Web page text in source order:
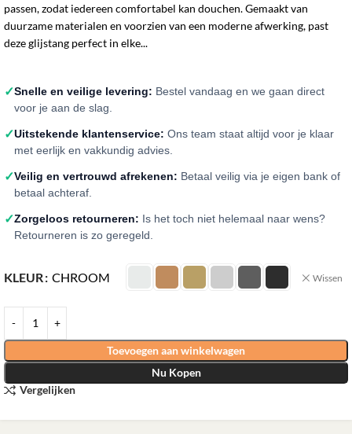
passen, zodat iedereen comfortabel kan douchen. Gemaakt van
duurzame materialen en voorzien van een moderne afwerking, past
deze glijstang perfect in elke...
✓Snelle en veilige levering: Bestel vandaag en we gaan direct
voor je aan de slag.
✓Uitstekende klantenservice: Ons team staat altijd voor je klaar
met eerlijk en vakkundig advies.
✓Veilig en vertrouwd afrekenen: Betaal veilig via je eigen bank of
betaal achteraf.
✓Zorgeloos retourneren: Is het toch niet helemaal naar wens?
Retourneren is zo geregeld.
KLEUR CHROOM Wissen
Toevoegen aan winkelwagen
Nu Kopen
Vergelijken